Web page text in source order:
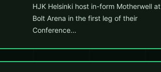
HJK Helsinki host in-form Motherwell at
Bolt Arena in the first leg of their
Conference…